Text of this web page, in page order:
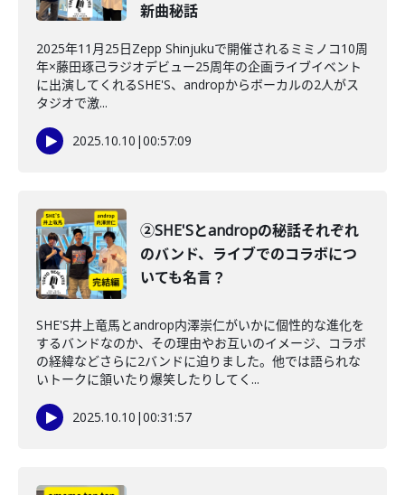
新曲秘話
2025年11月25日Zepp Shinjukuで開催されるミミノコ10周
年×藤田琢己ラジオデビュー25周年の企画ライブイベント
に出演してくれるSHE'S、andropからボーカルの2人がス
タジオで激...
2025.10.10 |00:57:09
②SHE'Sとandropの秘話それぞれ
のバンド、ライブでのコラボにつ
いても名言？
SHE'S井上竜馬とandrop内澤崇仁がいかに個性的な進化を
するバンドなのか、その理由やお互いのイメージ、コラボ
の経緯などさらに2バンドに迫りました。他では語られな
いトークに頷いたり爆笑したりしてく...
2025.10.10 |00:31:57